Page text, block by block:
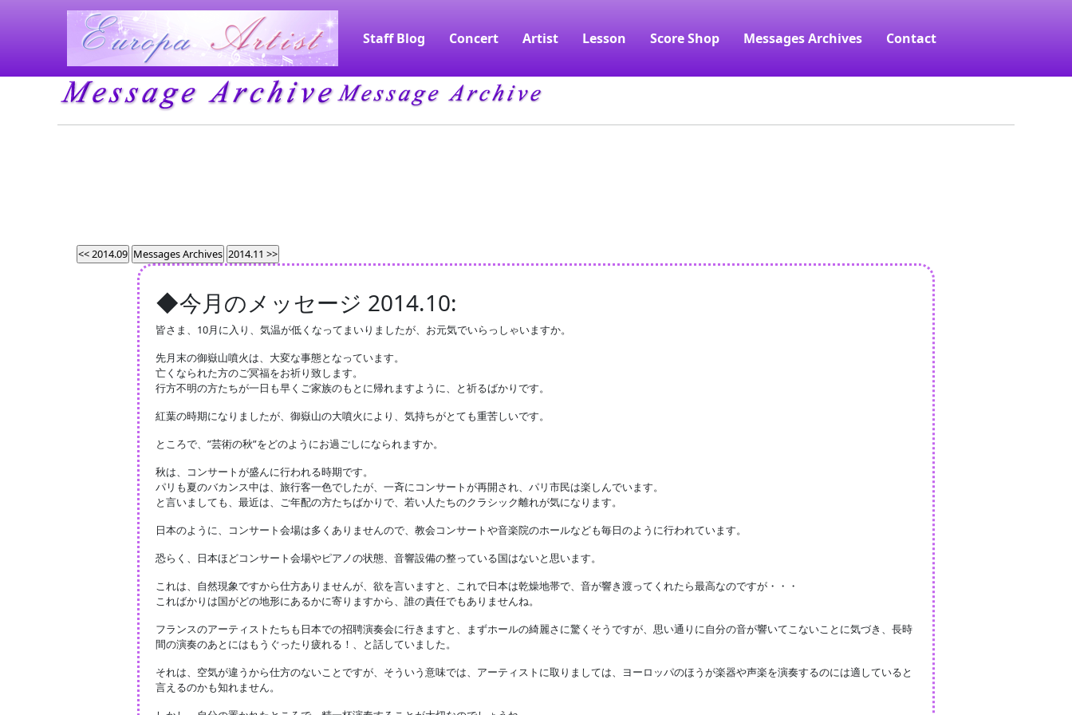
Staff Blog Concert Artist Lesson Score Shop Messages Archives Contact
◆今月のメッセージ 2014.10:
皆さま、10月に入り、気温が低くなってまいりましたが、お元気でいらっしゃいますか。
先月末の御嶽山噴火は、大変な事態となっています。
亡くなられた方のご冥福をお祈り致します。
行方不明の方たちが一日も早くご家族のもとに帰れますように、と祈るばかりです。
紅葉の時期になりましたが、御嶽山の大噴火により、気持ちがとても重苦しいです。
ところで、”芸術の秋”をどのようにお過ごしになられますか。
秋は、コンサートが盛んに行われる時期です。
パリも夏のバカンス中は、旅行客一色でしたが、一斉にコンサートが再開され、パリ市民は楽しんでいます。
と言いましても、最近は、ご年配の方たちばかりで、若い人たちのクラシック離れが気になります。
日本のように、コンサート会場は多くありませんので、教会コンサートや音楽院のホールなども毎日のように行われています。
恐らく、日本ほどコンサート会場やピアノの状態、音響設備の整っている国はないと思います。
これは、自然現象ですから仕方ありませんが、欲を言いますと、これで日本は乾燥地帯で、音が響き渡ってくれたら最高なのですが・・・
こればかりは国がどの地形にあるかに寄りますから、誰の責任でもありませんね。
フランスのアーティストたちも日本での招聘演奏会に行きますと、まずホールの綺麗さに驚くそうですが、思い通りに自分の音が響いてこないことに気づき、長時
間の演奏のあとにはもうぐったり疲れる！、と話していました。
それは、空気が違うから仕方のないことですが、そういう意味では、アーティストに取りましては、ヨーロッパのほうが楽器や声楽を演奏するのには適していると
言えるのかも知れません。